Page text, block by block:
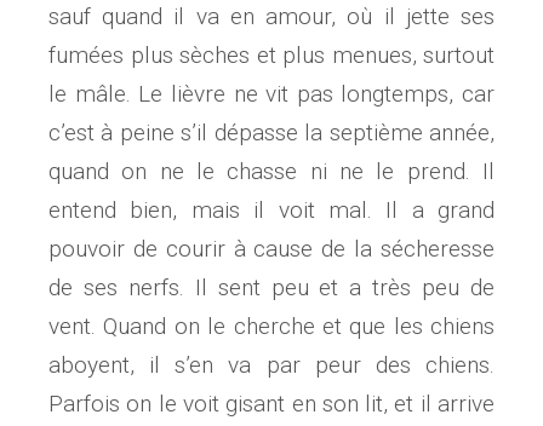
sauf quand il va en amour, où il jette ses
fumées plus sèches et plus menues, surtout
le mâle. Le lièvre ne vit pas longtemps, car
c’est à peine s’il dépasse la septième année,
quand on ne le chasse ni ne le prend. Il
entend bien, mais il voit mal. Il a grand
pouvoir de courir à cause de la sécheresse
de ses nerfs. Il sent peu et a très peu de
vent. Quand on le cherche et que les chiens
aboyent, il s’en va par peur des chiens.
Parfois on le voit gisant en son lit, et il arrive